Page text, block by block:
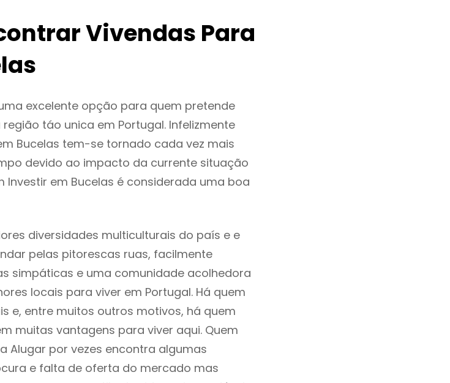
Vivendas Para
excelente opção para quem pretende
táo unica em Portugal. Infelizmente
Bucelas tem-se tornado cada vez mais
devido ao impacto da currente situação
Investir em Bucelas é considerada uma boa
diversidades multiculturais do país e e
pelas pitorescas ruas, facilmente
simpáticas e uma comunidade acolhedora
locais para viver em Portugal. Há quem
e, entre muitos outros motivos, há quem
muitas vantagens para viver aqui. Quem
Alugar por vezes encontra algumas
e falta de oferta do mercado mas